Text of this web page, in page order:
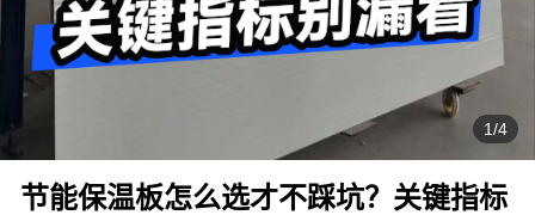
1/4
节能保温板怎么选才不踩坑？关键指标